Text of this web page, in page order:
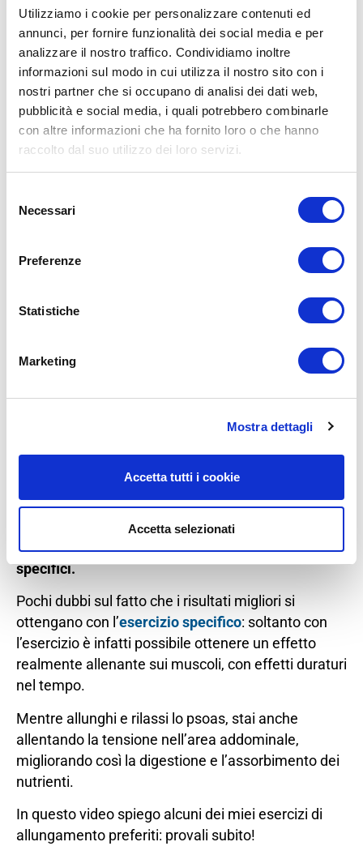
Utilizziamo i cookie per personalizzare contenuti ed
annunci, per fornire funzionalità dei social media e per
analizzare il nostro traffico. Condividiamo inoltre
informazioni sul modo in cui utilizza il nostro sito con i
nostri partner che si occupano di analisi dei dati web,
pubblicità e social media, i quali potrebbero combinarle
con altre informazioni che ha fornito loro o che hanno
raccolto dal suo utilizzo dei loro servizi.
delNecessari
Preferenze
Statistiche
Marketing
Mostra dettagli
Accetta tutti i cookie
Accetta selezionati
addominali
l’intestino, le aderenze addominali e il trauma
emotivo, si può iniziare a lavorare per liberare il
corpo da queste tensioni.
Il trattamento dello psoas può essere effettuato
attraverso vari metodi, tra cui esercizi di
stretching, tecniche di rilassamento ed esercizi
specifici.
Pochi dubbi sul fatto che i risultati migliori si
ottengano con l’esercizio specifico: soltanto con
l’esercizio è infatti possibile ottenere un effetto
realmente allenante sui muscoli, con effetti duraturi
nel tempo.
Mentre allunghi e rilassi lo psoas, stai anche
allentando la tensione nell’area addominale,
migliorando così la digestione e l’assorbimento dei
nutrienti.
In questo video spiego alcuni dei miei esercizi di
allungamento preferiti: provali subito!